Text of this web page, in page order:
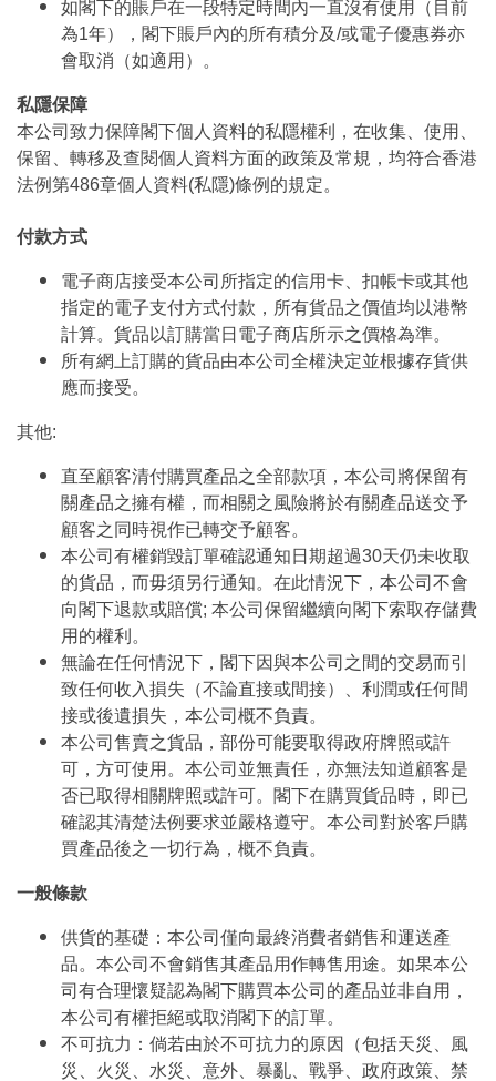
如閣下的賬戶在一段特定時間內一直沒有使用（目前
為1年），閣下賬戶內的所有積分及/或電子優惠券亦
會取消（如適用）。
私隱保障
本公司致力保障閣下個人資料的私隱權利，在收集、使用、
保留、轉移及查閱個人資料方面的政策及常規，均符合香港
法例第486章個人資料(私隱)條例的規定。
付款方式
電子商店接受本公司所指定的信用卡、扣帳卡或其他
指定的電子支付方式付款，所有貨品之價值均以港幣
計算。貨品以訂購當日電子商店所示之價格為準。
所有網上訂購的貨品由本公司全權決定並根據存貨供
應而接受。
其他:
直至顧客清付購買產品之全部款項，本公司將保留有
關產品之擁有權，而相關之風險將於有關產品送交予
顧客之同時視作已轉交予顧客。
本公司有權銷毀訂單確認通知日期超過30天仍未收取
的貨品，而毋須另行通知。在此情況下，本公司不會
向閣下退款或賠償; 本公司保留繼續向閣下索取存儲費
用的權利。
無論在任何情況下，閣下因與本公司之間的交易而引
致任何收入損失（不論直接或間接）、利潤或任何間
接或後遺損失，本公司概不負責。
本公司售賣之貨品，部份可能要取得政府牌照或許
可，方可使用。本公司並無責任，亦無法知道顧客是
否已取得相關牌照或許可。閣下在購買貨品時，即已
確認其清楚法例要求並嚴格遵守。本公司對於客戶購
買產品後之一切行為，概不負責。
一般條款
供貨的基礎：本公司僅向最終消費者銷售和運送產
品。本公司不會銷售其產品用作轉售用途。如果本公
司有合理懷疑認為閣下購買本公司的產品並非自用，
本公司有權拒絕或取消閣下的訂單。
不可抗力：倘若由於不可抗力的原因（包括天災、風
災、火災、水災、意外、暴亂、戰爭、政府政策、禁